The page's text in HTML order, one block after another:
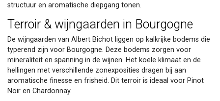
structuur en aromatische diepgang tonen.
Terroir & wijngaarden in Bourgogne
De wijngaarden van Albert Bichot liggen op kalkrijke bodems die
typerend zijn voor Bourgogne. Deze bodems zorgen voor
mineraliteit en spanning in de wijnen. Het koele klimaat en de
hellingen met verschillende zonexposities dragen bij aan
aromatische finesse en frisheid. Dit terroir is ideaal voor Pinot
Noir en Chardonnay.